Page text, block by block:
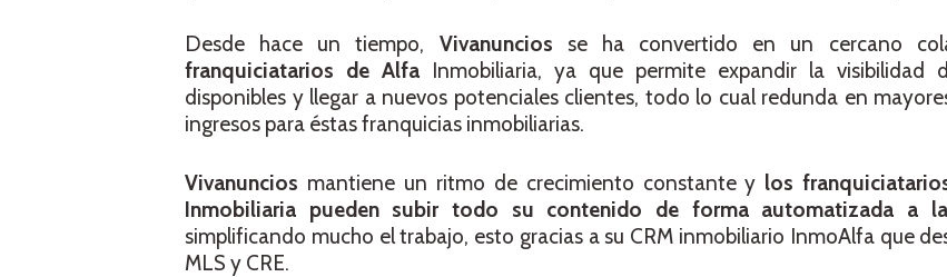
Desde hace un tiempo, Vivanuncios se ha convertido en un cercano
franquiciatarios de Alfa Inmobiliaria, ya que permite expandir la visibilidad
disponibles y llegar a nuevos potenciales clientes, todo lo cual redunda en
ingresos para éstas franquicias inmobiliarias.
Vivanuncios mantiene un ritmo de crecimiento constante y los
Inmobiliaria pueden subir todo su contenido de forma automatizada a
simplificando mucho el trabajo, esto gracias a su CRM inmobiliario InmoAlfa que
MLS y CRE.